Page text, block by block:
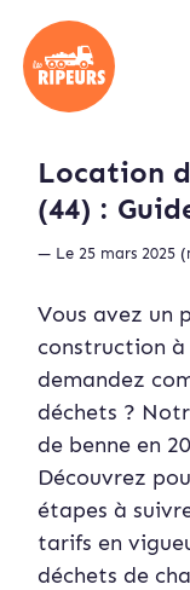
Location
(44) :
— Le 25 mars 2025
Vous avez un
construction à
demandez
déchets ?
de benne en
Découvrez
étapes à
tarifs en
déchets de